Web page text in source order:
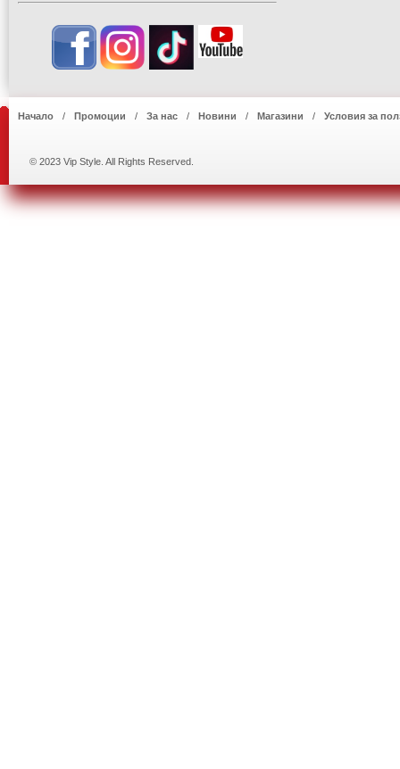
Начало Промоции За нас Новини Магазини Условия за
© 2023 Vip Style. All Rights Reserved.